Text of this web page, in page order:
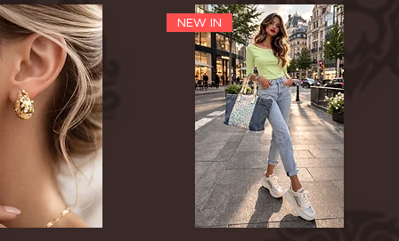
NEW IN